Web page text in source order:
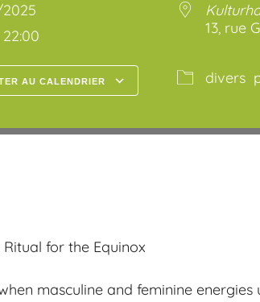
2025
22:00
AU CALENDRIER
13, rue
divers
for the Equinox
masculine and feminine